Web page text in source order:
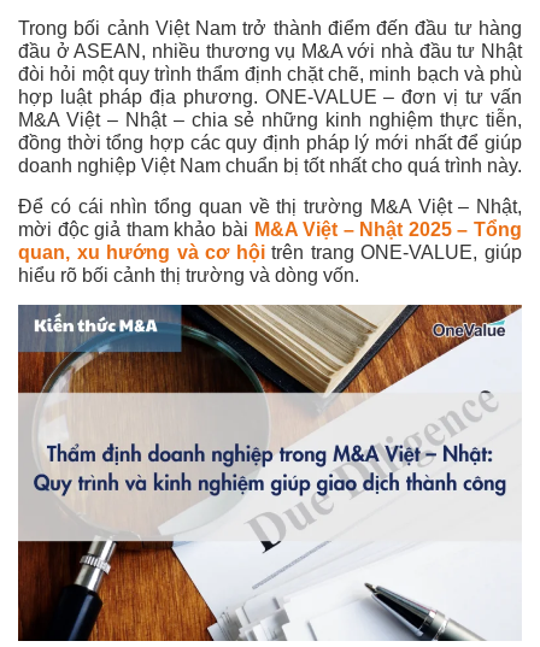
Trong bối cảnh Việt Nam trở thành điểm đến đầu tư hàng
đầu ở ASEAN, nhiều thương vụ M&A với nhà đầu tư Nhật
đòi hỏi một quy trình thẩm định chặt chẽ, minh bạch và phù
hợp luật pháp địa phương. ONE-VALUE – đơn vị tư vấn
M&A Việt – Nhật – chia sẻ những kinh nghiệm thực tiễn,
đồng thời tổng hợp các quy định pháp lý mới nhất để giúp
doanh nghiệp Việt Nam chuẩn bị tốt nhất cho quá trình này.
Để có cái nhìn tổng quan về thị trường M&A Việt – Nhật,
mời độc giả tham khảo bài M&A Việt – Nhật 2025 – Tổng
quan, xu hướng và cơ hộitrên trang ONE-VALUE, giúp
hiểu rõ bối cảnh thị trường và dòng vốn.